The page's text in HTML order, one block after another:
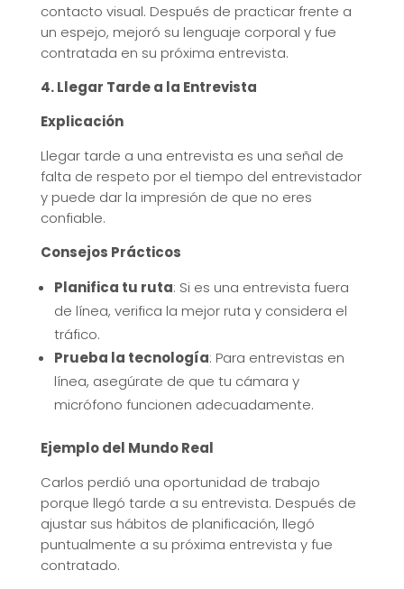
contacto visual. Después de practicar frente a
un espejo, mejoró su lenguaje corporal y fue
contratada en su próxima entrevista.
4. Llegar Tarde a la Entrevista
Explicación
Llegar tarde a una entrevista es una señal de
falta de respeto por el tiempo del entrevistador
y puede dar la impresión de que no eres
confiable.
Consejos Prácticos
Planifica tu ruta: Si es una entrevista fuera
de línea, verifica la mejor ruta y considera el
tráfico.
Prueba la tecnología: Para entrevistas en
línea, asegúrate de que tu cámara y
micrófono funcionen adecuadamente.
Ejemplo del Mundo Real
Carlos perdió una oportunidad de trabajo
porque llegó tarde a su entrevista. Después de
ajustar sus hábitos de planificación, llegó
puntualmente a su próxima entrevista y fue
contratado.